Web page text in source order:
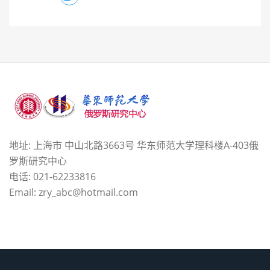
地址: 上海市 中山北路3663号 华东师范大学理科楼A-403俄
罗斯研究中心
电话: 021-62233816
Email: zry_abc@hotmail.com